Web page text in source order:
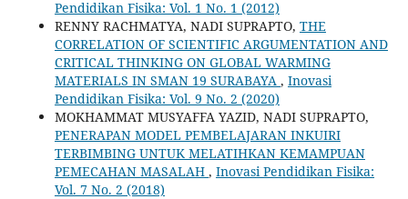
Pendidikan Fisika: Vol. 1 No. 1 (2012)
RENNY RACHMATYA, NADI SUPRAPTO, THE
CORRELATION OF SCIENTIFIC ARGUMENTATION AND
CRITICAL THINKING ON GLOBAL WARMING
MATERIALS IN SMAN 19 SURABAYA , Inovasi
Pendidikan Fisika: Vol. 9 No. 2 (2020)
MOKHAMMAT MUSYAFFA YAZID, NADI SUPRAPTO,
PENERAPAN MODEL PEMBELAJARAN INKUIRI
TERBIMBING UNTUK MELATIHKAN KEMAMPUAN
PEMECAHAN MASALAH , Inovasi Pendidikan Fisika:
Vol. 7 No. 2 (2018)